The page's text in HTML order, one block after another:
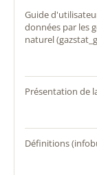
guide d'utilisateur 2026 - formulaire de déclaration des
données par les
naturel
présentation de
définitions